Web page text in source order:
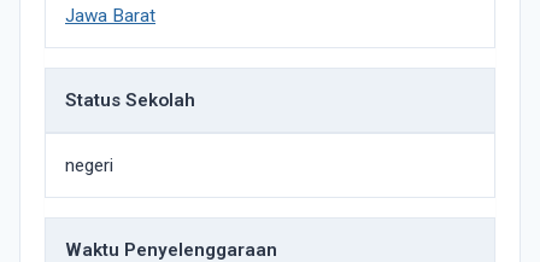
Jawa Barat
Status Sekolah
negeri
Waktu Penyelenggaraan